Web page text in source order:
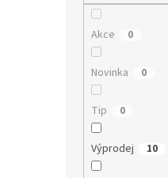
Akce 0
Novinka 0
Tip 0
Výprodej 10